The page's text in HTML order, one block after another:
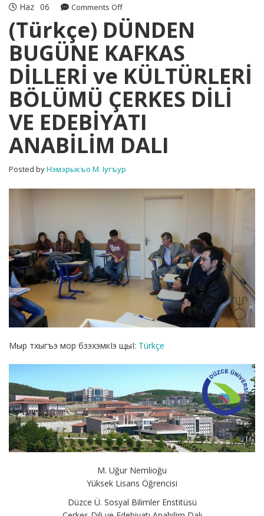
Haz 06 Comments Offon
(Türkçe)
DÜNDEN
BUGÜNE
KAFKAS
DİLLERİ
ve
KÜLTÜRLERİ
BÖLÜMÜ
ÇERKES
DİLİ
VE
EDEBİYATI
ANABİLİM
(Türkçe) DÜNDEN
BUGÜNE KAFKAS
DİLLERİ ve KÜLTÜRLERİ
BÖLÜMÜ ÇERKES DİLİ
VE EDEBİYATI
ANABİLİM DALI
Posted byНэмэрыкъо М. Iугъур
Мыр тхыгъэ мор бзэхэмкIэ щыI: Türkçe
M. Uğur Nemlioğu
Yüksek Lisans Öğrencisi
Düzce Ü. Sosyal Bilimler Enstitüsü